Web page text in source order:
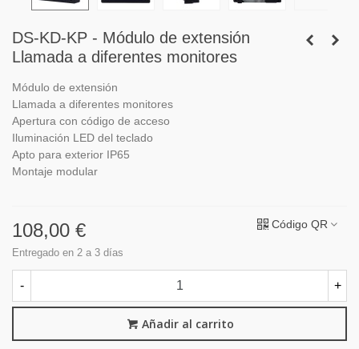
DS-KD-KP - Módulo de extensión
Llamada a diferentes monitores
Módulo de extensión
Llamada a diferentes monitores
Apertura con código de acceso
Iluminación LED del teclado
Apto para exterior IP65
Montaje modular
108,00 €
Entregado en 2 a 3 días
Código QR
- +
Añadir al carrito